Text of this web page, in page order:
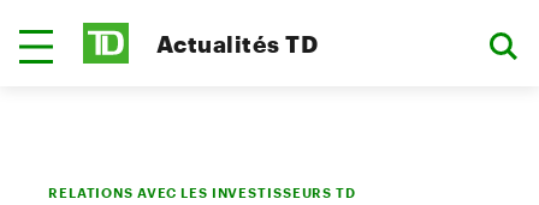
Actualités TD
RELATIONS AVEC LES INVESTISSEURS TD